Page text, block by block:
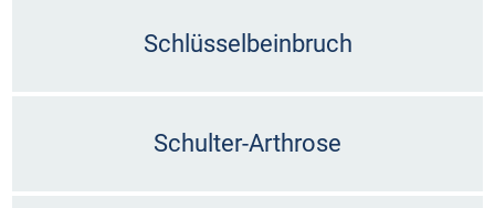
Schlüsselbeinbruch
Schulter-Arthrose